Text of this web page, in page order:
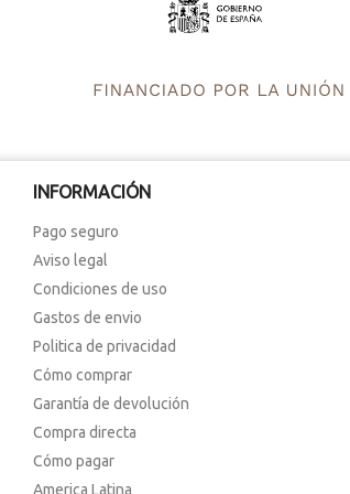
INFORMACIÓN
Pago seguro
Aviso legal
Condiciones de uso
Gastos de envio
Politica de privacidad
Cómo comprar
Garantía de devolución
Compra directa
Cómo pagar
America Latina